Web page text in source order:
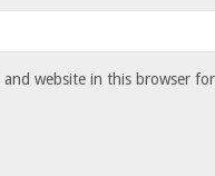
and website in this browser